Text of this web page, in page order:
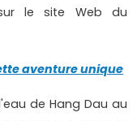
le site Web du
aventure unique
de Hang Dau au